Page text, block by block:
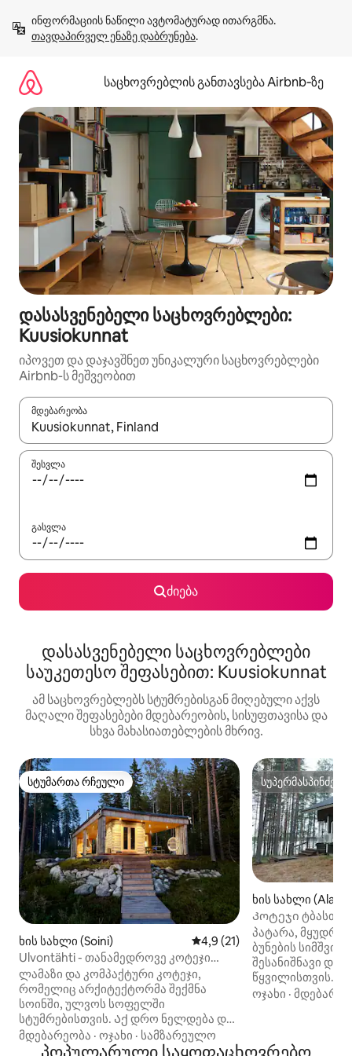
გადასვლა
თავდაპირველ ენაზე დაბრუნება.
საცხოვრებლის განთავსება Airbnb‑ზე
დასასვენებელი საცხოვრებლები:
Kuusiokunnat
იპოვეთ და დაჯავშნეთ უნიკალური საცხოვრებლები
Airbnb-ს მეშვეობით
მდებარეობა
როცა შედეგები ხელმისაწვდომი გახდება, ნავიგაციისთვის
შესვლა
გასვლა
ძიება
დასასვენებელი საცხოვრებლები
საუკეთესო შეფასებით: Kuusiokunnat
ამ საცხოვრებლებს სტუმრებისგან მიღებული აქვს
მაღალი შეფასებები მდებარეობის, სისუფთავისა და
სხვა მახასიათებლების მხრივ.
სტუმართა რჩეული
სტუმართა რჩეული
ხის სახლი (Soini) საშუალო შეფასებაა 5‑დან
4,9 (21)
Ulvontähti - თანამედროვე კოტეჯი
ტბასთან
ლამაზი და კომპაქტური კოტეჯი,
რომელიც არქიტექტორმა შექმნა
სოინში, ულვოს სოფელში
სტუმრებისთვის. Აქ დრო ნელდება და
გონება ისვენებს. საცხოვრებელი
სივრცე 30 კვ. მეტრს იკავებს, ხოლო
მდებარეობა · ოჯახი · სამზარეულო
ხის სახლი
Კოტეჯი ტბასთან
პატარა, მყუდრო
ბუნების
შესანიშნავი
წყვილისთვის.
ორსაწოლიანი
ზამთარშიც
ოჯახი ·